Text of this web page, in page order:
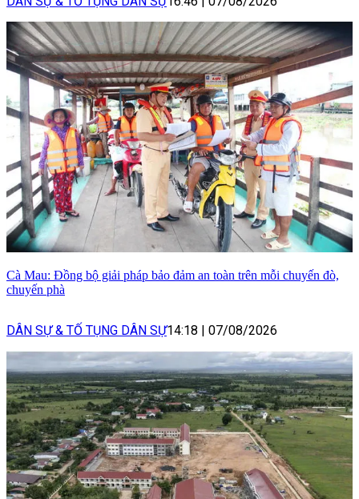
Cà Mau: Đồng bộ giải pháp bảo đảm an toàn trên mỗi chuyến đò,
chuyến phà
DÂN SỰ & TỐ TỤNG DÂN SỰ14:18 07/08/2026